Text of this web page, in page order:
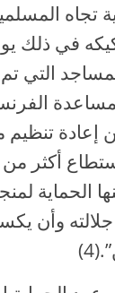
تجاه
في ذلك
التي تم
تنظيم
أكثر
الحماية
وأن